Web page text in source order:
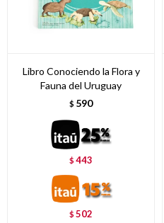
Libro Conociendo la Flora y
Fauna del Uruguay
$ 590
$443
$502